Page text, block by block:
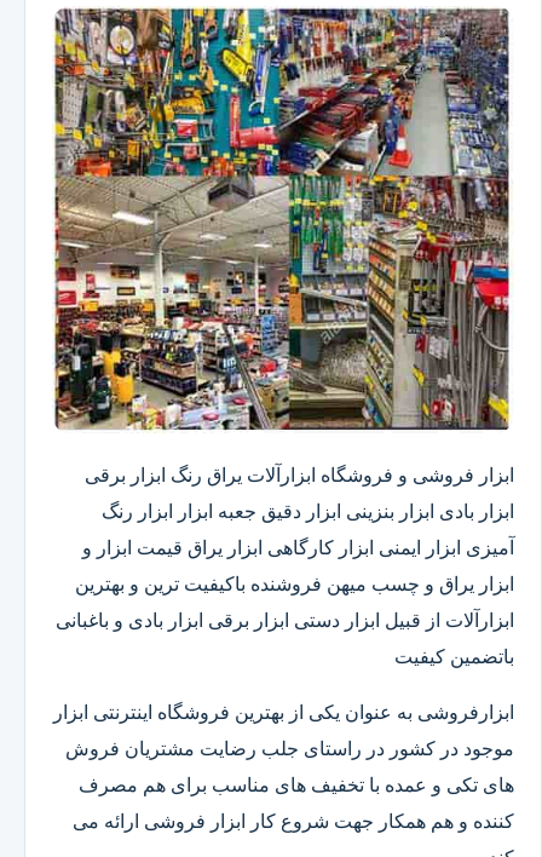
ابزار فروشی و فروشگاه ابزارآلات یراق رنگ ابزار برقی
ابزار بادی ابزار بنزینی ابزار دقیق​ جعبه ابزار ابزار رنگ
آمیزی ابزار ایمنی ابزار کارگاهی ابزار یراق قیمت ابزار و
ابزار یراق و چسب میهن فروشنده باکیفیت ترین و بهترین
ابزارآلات از قبیل ابزار دستی ابزار برقی ابزار بادی و باغبانی
باتضمین کیفیت
ابزارفروشی به عنوان یکی از بهترین فروشگاه اینترنتی ابزار
موجود در کشور در راستای جلب رضایت مشتریان فروش
های تکی و عمده با تخفیف های مناسب برای هم مصرف
کننده و هم همکار جهت شروع کار ابزار فروشی ارائه می